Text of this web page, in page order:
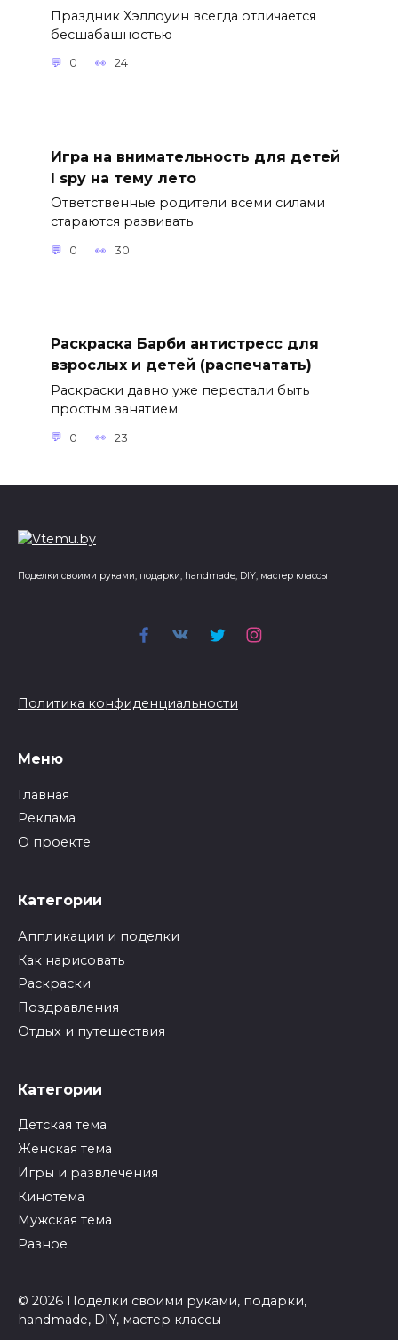
Праздник Хэллоуин всегда отличается
бесшабашностью
0 24
Игра на внимательность для детей
I spy на тему лето
Ответственные родители всеми силами
стараются развивать
0 30
Раскраска Барби антистресс для
взрослых и детей (распечатать)
Раскраски давно уже перестали быть
простым занятием
0 23
Поделки своими руками, подарки, handmade, DIY, мастер классы
Политика конфиденциальности
Меню
Главная
Реклама
О проекте
Категории
Аппликации и поделки
Как нарисовать
Раскраски
Поздравления
Отдых и путешествия
Категории
Детская тема
Женская тема
Игры и развлечения
Кинотема
Мужская тема
Разное
© 2026 Поделки своими руками, подарки,
handmade, DIY, мастер классы